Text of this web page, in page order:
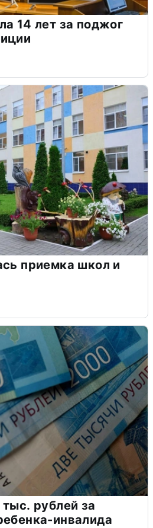
14 лет за поджог
приемка школ и
рублей за
инвалида